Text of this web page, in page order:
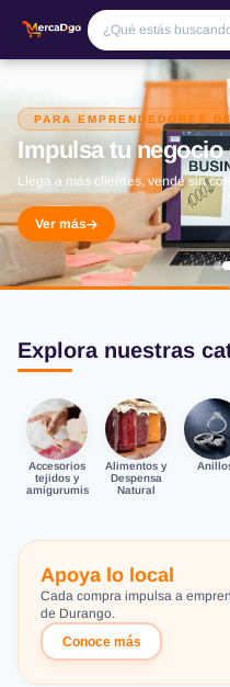
PARA EMPRENDEDORES
Impulsa tu negocio
Llega a más clientes, vende sin
Ver más
Explora nuestras
Accesorios
tejidos y
amigurumis
Alimentos y
Despensa
Natural
Apoya lo local
Cada compra impulsa a
de Durango.
Conoce más